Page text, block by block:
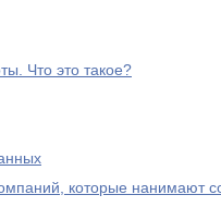
Что это такое?
которые нанимают